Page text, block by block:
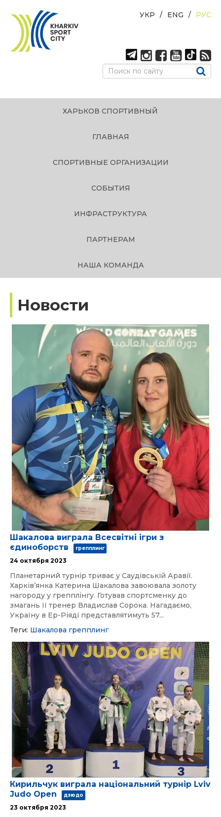
РУС
ENG
УКР
ХАРЬКОВ СПОРТИВНЫЙ
ГЛАВНАЯ
СПОРТИВНЫЕ ОРГАНИЗАЦИИ
СОБЫТИЯ
ИНФРАСТРУКТУРА
ПАРТНЕРАМ
НАША КОМАНДА
Новости
Шакалова виграла Всесвітні ігри з
єдиноборств
грепплинг
24 октября 2023
Планетарний турнір триває у Саудівській Аравії.
Харківʼянка Катерина Шакалова завоювала золоту
нагороду у грепплінгу. Готував спортсменку до
змагань її тренер Владислав Сорока. Нагадаємо,
Україну в Ер-Ріяді представлятимуть 57...
Теги: Шакалова грепплинг
Кирильчук виграла національний турнір Lviv
Judo Open
дзюдо
23 октября 2023